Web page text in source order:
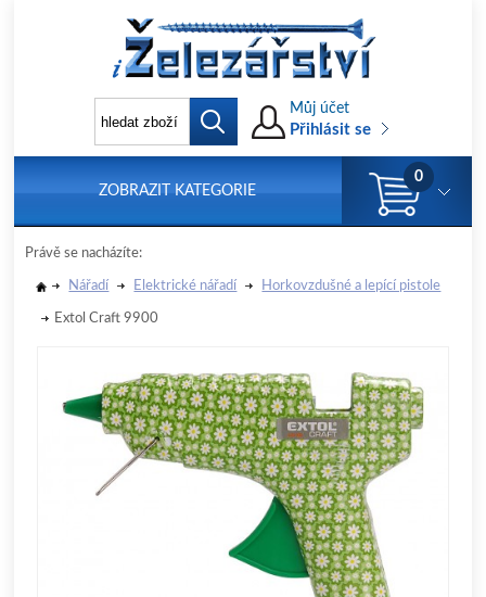
Můj účet
Přihlásit se
ZOBRAZIT KATEGORIE
0
Právě se nacházíte:
Nářadí Elektrické nářadí Horkovzdušné a lepící pistole
Extol Craft 9900